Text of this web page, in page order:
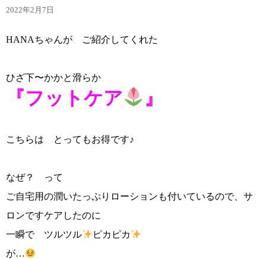
2022年2月7日
HANAちゃんが ご紹介してくれた
ひざ下〜かかと滑らか
『フットケア 』
こちらは とってもお得です♪
なぜ？ って
ご自宅用の潤いたっぷりローションも付いているので、サ
ロンですケアしたのに
一瞬で ツルツル
ピカピカ
が…